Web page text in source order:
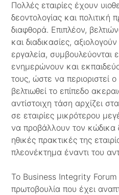
Πολλές εταιρίες έχουν
δεοντολογίας και πολιτική
διαφθορά. Επιπλέον,
και διαδικασίες,
εργαλεία, συμβουλεύονται
ενημερώνουν και
τους, ώστε να περιοριστεί
βελτιωθεί το επίπεδο
αντίστοιχη τάση αρχίζει
σε εταιρίες μικρότερου
να προβάλλουν τον κώδικα
ηθικές πρακτικές της
πλεονέκτημα έναντι του
Το Business Integrity Forum
πρωτοβουλία που έχει